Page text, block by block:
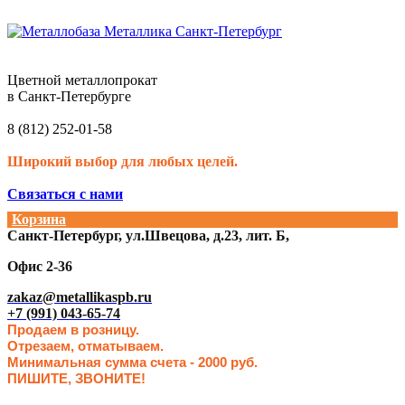
Цветной металлопрокат
в Санкт-Петербурге
8 (812) 252-01-58
Широкий выбор для любых целей.
Связаться с нами
Корзина
Санкт-Петербург, ул.Швецова, д.23, лит. Б,
Офис 2-36
zakaz@metallikaspb.ru
+7 (991) 043-65-74
Продаем в розницу.
Отрезаем, отматываем.
Минимальная сумма счета - 2000 руб.
ПИШИТЕ, ЗВОНИТЕ!